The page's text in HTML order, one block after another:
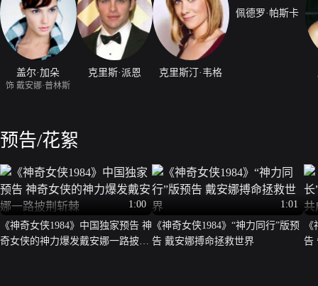
盖尔·加朵
饰 戴安娜·普林斯
克里斯·派恩 克里斯汀·韦格
佩德罗·帕斯卡
预告/花絮
1:00
《神奇女侠1984》中国独家预告 神
奇女侠的神力爆发戴安娜一路披荆
1:01
《神奇女侠1984》“神力同行”版预
告 戴安娜搏命拯救世界
告